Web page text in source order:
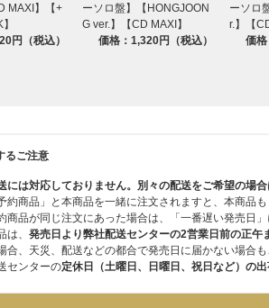
MAXI】【+
円（税込）
ーソロ盤】【HONGJOON
G ver.】【CD MAXI】
価格：1,320円（税込）
ーソロ
r.】【
価格
るご注意
には対応しておりません。別々の配送をご希望の場合
約商品」と本商品を一緒に注文されますと、本商品
商品が同じ注文にあった場合は、「一番遅い発売日」
は、 発売日より弊社配送センターの2営業日前の正午
合、天災、配送などの都合で発売日に届かない場合も
センターの定休日（土曜日、日曜日、祝日など）の出